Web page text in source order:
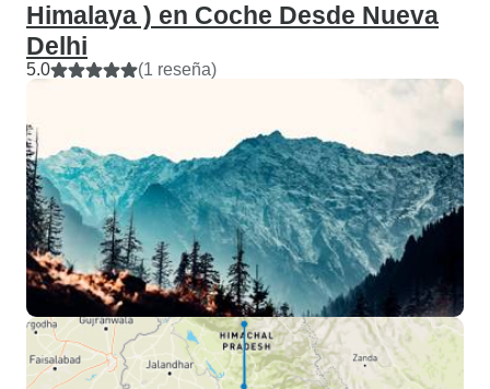
Himalaya ) en Coche Desde Nueva
Delhi
5.0 (1 reseña)